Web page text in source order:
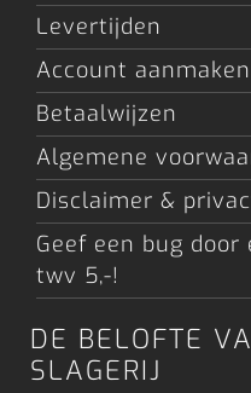
Levertijden
Account aanmaken
Betaalwijzen
Algemene
Disclaimer &
Geef een bug
twv 5,-!
DE BELOFTE
SLAGERIJ